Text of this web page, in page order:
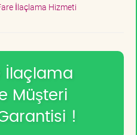
İlaçlama Hizmeti
İlaçlama
Müşteri
!